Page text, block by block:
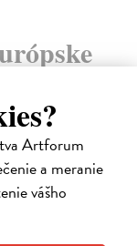
Artforum
a meranie
vášho
na sklade